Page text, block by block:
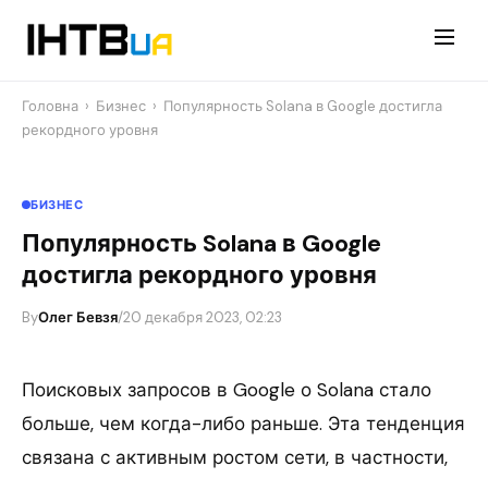
Головна › Бизнес › Популярность Solana в Google достигла
рекордного уровня
БИЗНЕС
Популярность Solana в Google
достигла рекордного уровня
ByОлег Бевзя/20 декабря 2023, 02:23
Поисковых запросов в Google о Solana стало
больше, чем когда-либо раньше. Эта тенденция
связана с активным ростом сети, в частности,